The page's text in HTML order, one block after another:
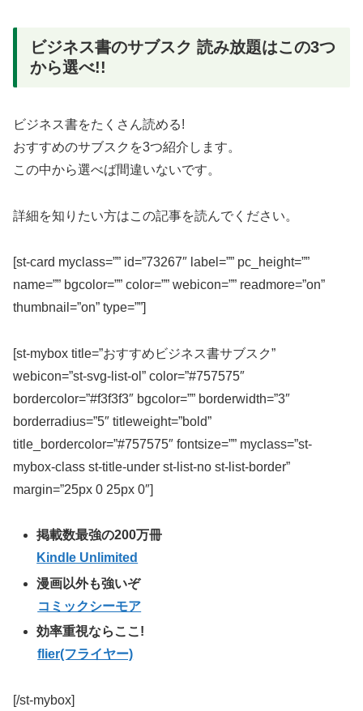
ビジネス書のサブスク 読み放題はこの3つ
から選べ!!
ビジネス書をたくさん読める!
おすすめのサブスクを3つ紹介します。
この中から選べば間違いないです。
詳細を知りたい方はこの記事を読んでください。
[st-card myclass=”” id=”73267″ label=”” pc_height=””
name=”” bgcolor=”” color=”” webicon=”” readmore=”on”
thumbnail=”on” type=””]
[st-mybox title=”おすすめビジネス書サブスク”
webicon=”st-svg-list-ol” color=”#757575″
bordercolor=”#f3f3f3″ bgcolor=”” borderwidth=”3″
borderradius=”5″ titleweight=”bold”
title_bordercolor=”#757575″ fontsize=”” myclass=”st-
mybox-class st-title-under st-list-no st-list-border”
margin=”25px 0 25px 0″]
掲載数最強の200万冊
Kindle Unlimited
漫画以外も強いぞ
コミックシーモア
効率重視ならここ!
flier(フライヤー)
[/st-mybox]